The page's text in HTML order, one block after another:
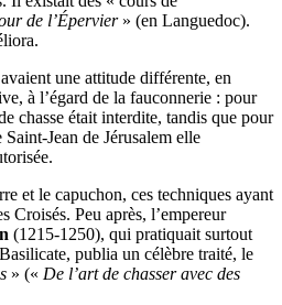
de l’Épervier» (en Languedoc).
une attitude différente, en
à l’égard de la fauconnerie : pour
chasse était interdite, tandis que pour
Jean de Jérusalem elle
et le capuchon, ces techniques ayant
Croisés. Peu après, l’empereur
(1215-1250), qui pratiquait surtout
publia un célèbre traité, le
» (« De l’art de chasser avec des